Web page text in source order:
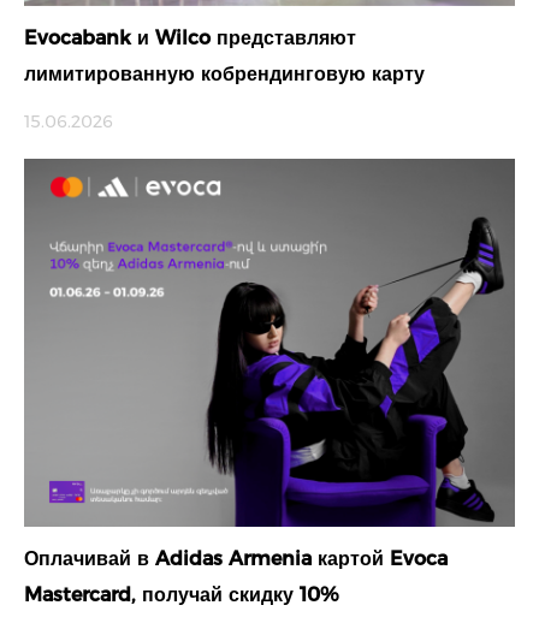
Evocabank и Wilco представляют
лимитированную кобрендинговую карту
15.06.2026
Оплачивай в Adidas Armenia картой Evoca
Mastercard, получай скидку 10%